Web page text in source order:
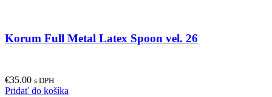
Korum Full Metal Latex Spoon vel. 26
€35.00 s DPH
Pridať do košíka